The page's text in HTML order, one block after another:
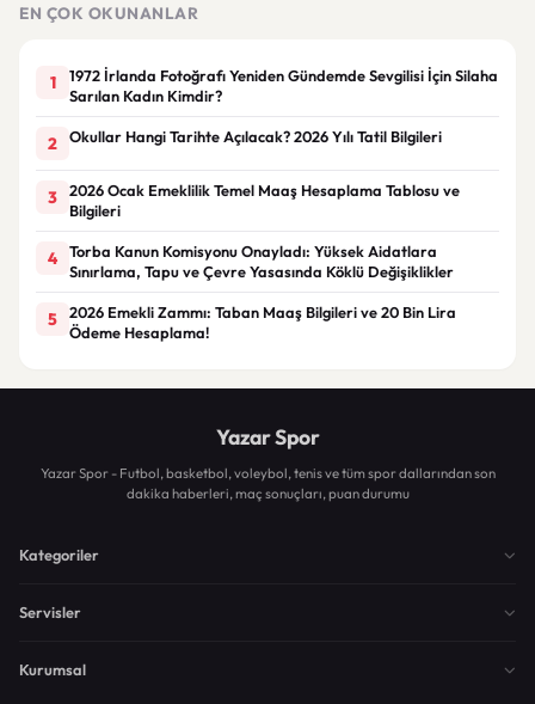
EN ÇOK OKUNANLAR
1
1972 İrlanda Fotoğrafı Yeniden Gündemde Sevgilisi İçin Silaha
Sarılan Kadın Kimdir?
2 Okullar Hangi Tarihte Açılacak? 2026 Yılı Tatil Bilgileri
3
2026 Ocak Emeklilik Temel Maaş Hesaplama Tablosu ve
Bilgileri
4
Torba Kanun Komisyonu Onayladı: Yüksek Aidatlara
Sınırlama, Tapu ve Çevre Yasasında Köklü Değişiklikler
5
2026 Emekli Zammı: Taban Maaş Bilgileri ve 20 Bin Lira
Ödeme Hesaplama!
Yazar Spor
Yazar Spor - Futbol, basketbol, voleybol, tenis ve tüm spor dallarından son
dakika haberleri, maç sonuçları, puan durumu
Kategoriler
Servisler
Kurumsal